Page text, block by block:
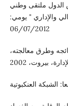
الدول ملتقى وطني
والإداري " يومي:
06/07/2012
وطرق معالجته،
بيروت، 2002